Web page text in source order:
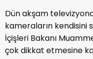
Dün akşam
kameraların kendisini
İçişleri Bakanı
çok dikkat etmesine